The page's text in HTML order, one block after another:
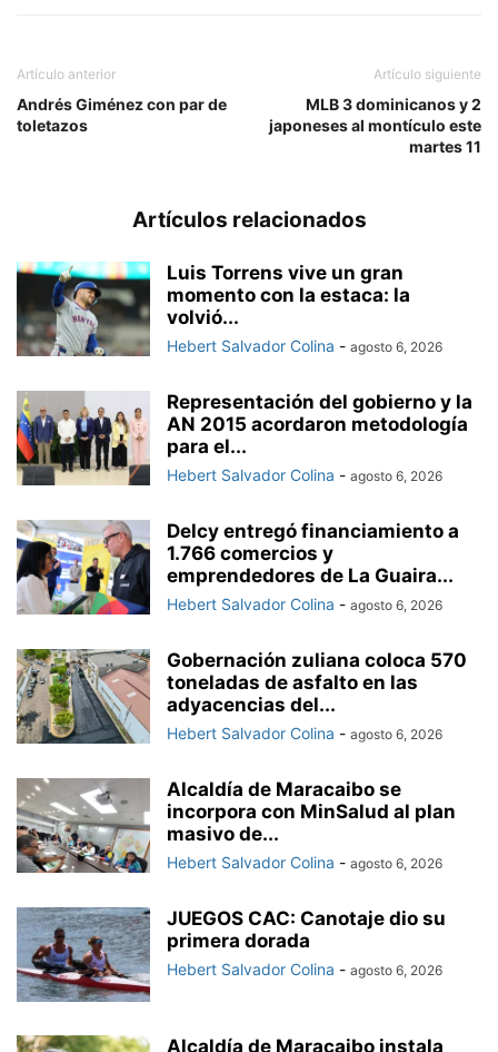
Artículo anterior
Andrés Giménez con par de
toletazos
Artículo siguiente
MLB 3 dominicanos y 2
japoneses al montículo este
martes 11
Artículos relacionados
Luis Torrens vive un gran
momento con la estaca: la
volvió...
Hebert Salvador Colina - agosto 6, 2026
Representación del gobierno y la
AN 2015 acordaron metodología
para el...
Hebert Salvador Colina - agosto 6, 2026
Delcy entregó financiamiento a
1.766 comercios y
emprendedores de La Guaira...
Hebert Salvador Colina - agosto 6, 2026
Gobernación zuliana coloca 570
toneladas de asfalto en las
adyacencias del...
Hebert Salvador Colina - agosto 6, 2026
Alcaldía de Maracaibo se
incorpora con MinSalud al plan
masivo de...
Hebert Salvador Colina - agosto 6, 2026
JUEGOS CAC: Canotaje dio su
primera dorada
Hebert Salvador Colina - agosto 6, 2026
Alcaldía de Maracaibo instala